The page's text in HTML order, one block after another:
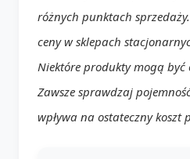
różnych punktach
ceny w sklepach
Niektóre produkty mogą być
Zawsze sprawdzaj
wpływa na ostateczny koszt